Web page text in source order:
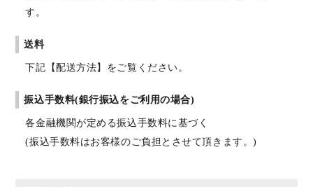
す。
送料
下記【配送方法】をご覧ください。
振込手数料(銀行振込をご利用の場合)
各金融機関が定める振込手数料に基づく
(振込手数料はお客様のご負担とさせて頂きます。)